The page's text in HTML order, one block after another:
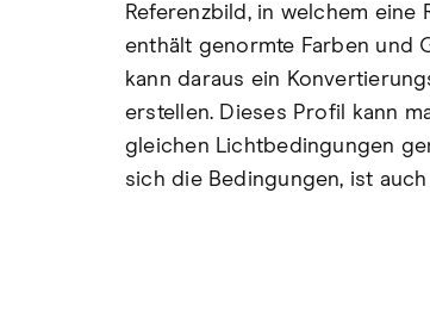
Referenzbild, in welchem eine
enthält genormte Farben und
kann daraus ein
erstellen. Dieses Profil kann
gleichen Lichtbedingungen
sich die Bedingungen, ist